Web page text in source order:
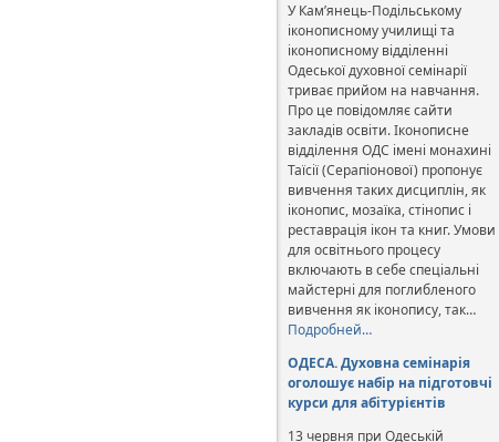
У Кам’янець-Подільському
іконописному училищі та
іконописному відділенні
Одеської духовної семінарії
триває прийом на навчання.
Про це повідомляє сайти
закладів освіти. Іконописне
відділення ОДС імені монахині
Таїсії (Серапіонової) пропонує
вивчення таких дисциплін, як
іконопис, мозаїка, стінопис і
реставрація ікон та книг. Умови
для освітнього процесу
включають в себе спеціальні
майстерні для поглибленого
вивчення як іконопису, так…
Подробней…
ОДЕСА. Духовна семінарія
оголошує набір на підготовчі
курси для абітурієнтів
13 червня при Одеській